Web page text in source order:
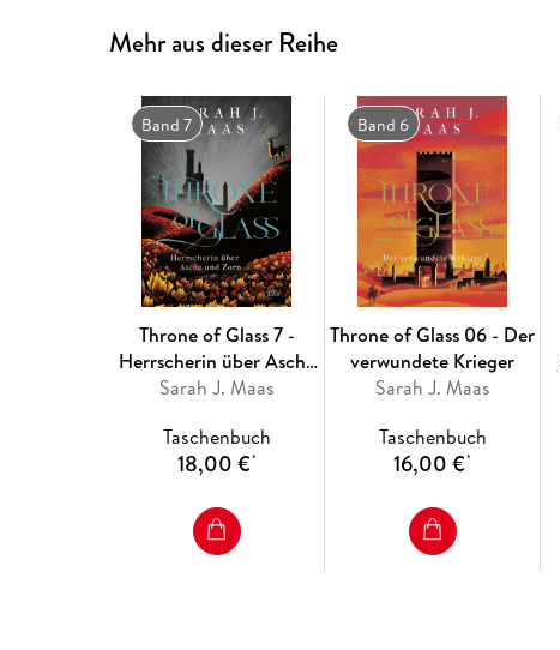
Mehr aus dieser Reihe
Band 7
Throne of Glass 7 -
Herrscherin über Asche
und Zorn
Sarah J. Maas
Taschenbuch
18,00 €*
Band 6
Throne of Glass 06 - Der
verwundete Krieger
Sarah J. Maas
Taschenbuch
16,00 €*